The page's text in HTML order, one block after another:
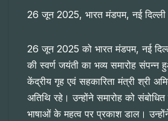
26 जून 2025, भारत मंडपम, नई दिल्ली
26 जून 2025 को भारत मंडपम, नई
की स्वर्ण जयंती का भव्य समारोह
केंद्रीय गृह एवं सहकारिता मंत्री श्री
अतिथि रहे। उन्होंने समारोह को
भाषाओं के महत्व पर प्रकाश डाल।